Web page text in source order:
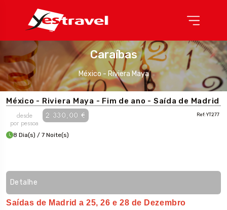
Caraíbas
México - Riviera Maya
México - Riviera Maya - Fim de ano - Saída de Madrid
desde
por pessoa
2 330,00 €
8 Dia(s) / 7 Noite(s)
Ref: YT277
Detalhe
Saídas de Madrid a 25, 26 e 28 de Dezembro